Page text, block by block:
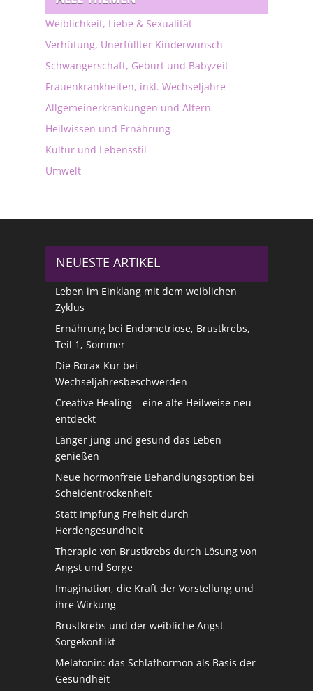
Weiblichkeit, Liebe & Sexualität
Verhütung, Unerfüllter Kinderwunsch
Schwangerschaft, Geburt und Babyzeit
Frauenkrankheiten, inkl. Wechseljahre
Allgemeinerkrankungen und Altern
Heilwissen und Ernährung
Kultur und Lebensstil
Umwelt
NEUESTE ARTIKEL
Leben im Einklang mit dem weiblichen
Zyklus
Ernährung bei Endometriose, Brustkrebs,
Teil 1, Sommer
Die Borax-Kur bei
Wechseljahresbeschwerden
Creative Healing – eine alte Heilweise neu
entdeckt
Länger jung und gesund das Leben
genießen
Neue hormonfreie Behandlungsoption bei
Scheidentrockenheit
Statt Impfung Freiheit durch
Herdengesundheit
Therapie von Brustkrebs durch Lösung von
Angst und Sorge
Imagination, die Kraft der Vorstellung und
ihre Wirkung
Brustkrebs und der weibliche Angst-
Sorgekonflikt
Melatonin: das Schlafhormon als Basis der
Gesundheit